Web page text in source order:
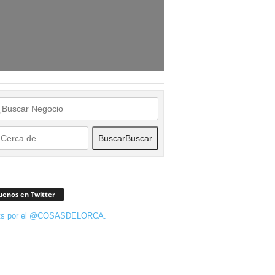
BuscarBuscar
en Twitter
por el @COSASDELORCA.